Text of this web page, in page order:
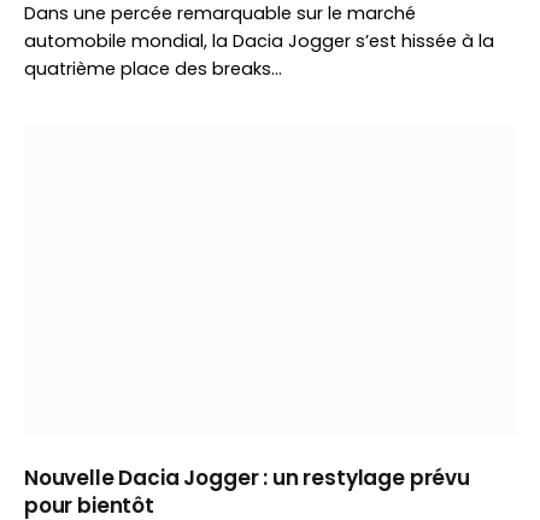
Dans une percée remarquable sur le marché
automobile mondial, la Dacia Jogger s’est hissée à la
quatrième place des breaks…
Nouvelle Dacia Jogger : un restylage prévu
pour bientôt